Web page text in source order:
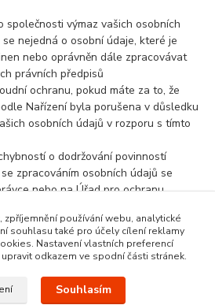
společnosti výmaz vašich osobních
nejedná o osobní údaje, které je
nebo oprávněn dále zpracovávat
právních předpisů
ochranu, pokud máte za to, že
Nařízení byla porušena v důsledku
osobních údajů v rozporu s tímto
o dodržování povinností
zpracováním osobních údajů se
nebo na Úřad pro ochranu
zpříjemnění používání webu, analytické
souhlasu také pro účely cílení reklamy
Nastavení vlastních preferencí
odkazem ve spodní části stránek.
Souhlasím